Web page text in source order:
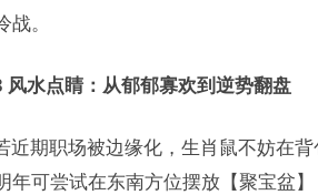
战。
风水点睛：从郁郁寡欢到逆势翻盘
近期职场被边缘化，生肖鼠不妨在
年可尝试在东南方位摆放【聚宝盆